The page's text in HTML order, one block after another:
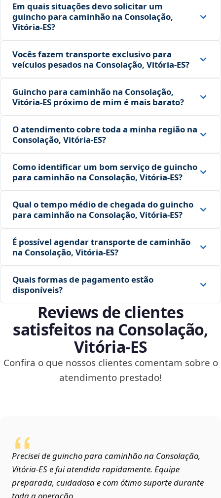
Em quais situações devo solicitar um
guincho para caminhão na Consolação,
Vitória‑ES?
Vocês fazem transporte exclusivo para
veículos pesados na Consolação, Vitória‑ES?
Guincho para caminhão na Consolação,
Vitória‑ES próximo de mim é mais barato?
O atendimento cobre toda a minha região na
Consolação, Vitória‑ES?
Como identificar um bom serviço de guincho
para caminhão na Consolação, Vitória‑ES?
Qual o tempo médio de chegada do guincho
para caminhão na Consolação, Vitória‑ES?
É possível agendar transporte de caminhão
na Consolação, Vitória‑ES?
Quais formas de pagamento estão
disponíveis?
Reviews de clientes
satisfeitos na Consolação,
Vitória‑ES
Confira o que nossos clientes comentam sobre o
atendimento prestado!
Precisei de guincho para caminhão na Consolação,
Vitória‑ES e fui atendida rapidamente. Equipe
preparada, cuidadosa e com ótimo suporte durante